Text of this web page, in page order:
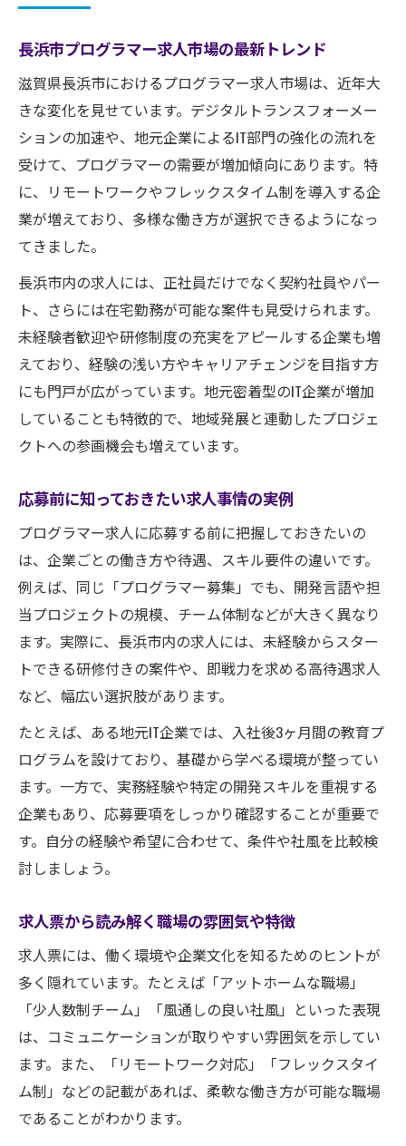
長浜市プログラマー求人市場の最新トレンド
滋賀県長浜市におけるプログラマー求人市場は、近年大
きな変化を見せています。デジタルトランスフォーメー
ションの加速や、地元企業によるIT部門の強化の流れを
受けて、プログラマーの需要が増加傾向にあります。特
に、リモートワークやフレックスタイム制を導入する企
業が増えており、多様な働き方が選択できるようになっ
てきました。
長浜市内の求人には、正社員だけでなく契約社員やパー
ト、さらには在宅勤務が可能な案件も見受けられます。
未経験者歓迎や研修制度の充実をアピールする企業も増
えており、経験の浅い方やキャリアチェンジを目指す方
にも門戸が広がっています。地元密着型のIT企業が増加
していることも特徴的で、地域発展と連動したプロジェ
クトへの参画機会も増えています。
応募前に知っておきたい求人事情の実例
プログラマー求人に応募する前に把握しておきたいの
は、企業ごとの働き方や待遇、スキル要件の違いです。
例えば、同じ「プログラマー募集」でも、開発言語や担
当プロジェクトの規模、チーム体制などが大きく異なり
ます。実際に、長浜市内の求人には、未経験からスター
トできる研修付きの案件や、即戦力を求める高待遇求人
など、幅広い選択肢があります。
たとえば、ある地元IT企業では、入社後3ヶ月間の教育プ
ログラムを設けており、基礎から学べる環境が整ってい
ます。一方で、実務経験や特定の開発スキルを重視する
企業もあり、応募要項をしっかり確認することが重要で
す。自分の経験や希望に合わせて、条件や社風を比較検
討しましょう。
求人票から読み解く職場の雰囲気や特徴
求人票には、働く環境や企業文化を知るためのヒントが
多く隠れています。たとえば「アットホームな職場」
「少人数制チーム」「風通しの良い社風」といった表現
は、コミュニケーションが取りやすい雰囲気を示してい
ます。また、「リモートワーク対応」「フレックスタイ
ム制」などの記載があれば、柔軟な働き方が可能な職場
であることがわかります。